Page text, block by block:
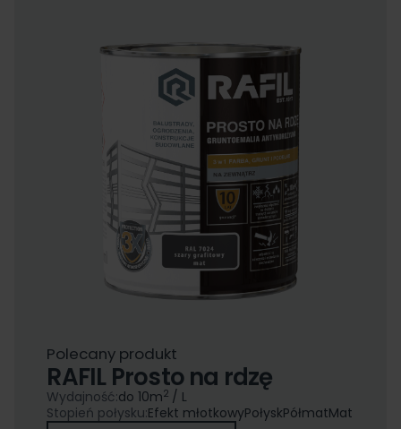
Polecany produkt
RAFIL Prosto na rdzę
Wydajność:do 10m2 / L
Stopień połysku:Efekt młotkowyPołyskPółmatMat